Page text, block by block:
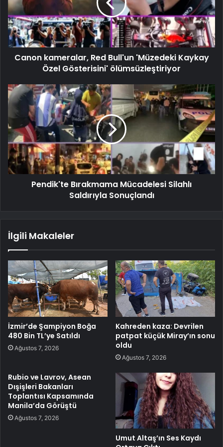
Canon kameralar, Red Bull'un 'Müzedeki Kaykay
Özel Gösterisini' ölümsüzleştiriyor
Pendik'te Bırakmama Mücadelesi Silahlı
Saldırıyla Sonuçlandı
İlgili Makaleler
İzmir’de Şampiyon Boğa
480 Bin TL’ye Satıldı
Ağustos 7, 2026
Kahreden kaza: Devrilen
patpat küçük Miray’ın sonu
oldu
Ağustos 7, 2026
Rubio ve Lavrov, Asean
Dışişleri Bakanları
Toplantısı Kapsamında
Manila’da Görüştü
Ağustos 7, 2026
Umut Altaş’ın Ses Kaydı